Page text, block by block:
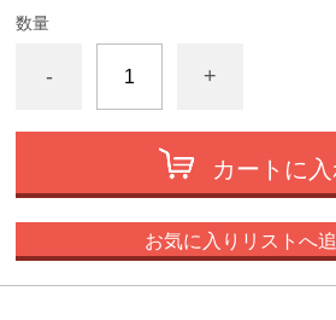
数量
- +
カートに
お気に入りリストへ